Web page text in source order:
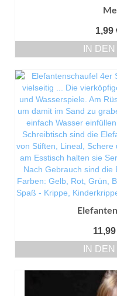
1,99
IN
11,99
IN